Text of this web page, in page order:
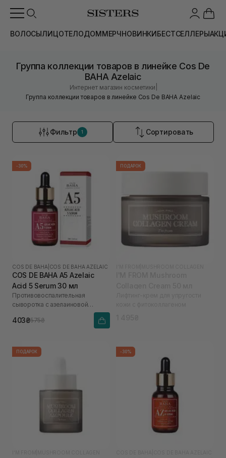
ВОЛОСЫЛИЦОТЕЛОДОММЕРЧНОВИНКИБЕСТСЕЛЛЕРЫ
Группа коллекции товаров в линейке Cos De
BAHA Azelaic
Интернет магазин косметики
Группа коллекции товаров в линейке Cos De BAHA Azelaic
Фильтр 1 Сортировать
-30%
COS DE BAHA COS DE BAHA AZELAIC
COS DE BAHA A5 Azelaic
Acid 5 Serum 30 мл
Противовоспалительная
сыворотка с азелаиновой
403₴575₴
ПОДАРОК
ПОДАРОК -30%